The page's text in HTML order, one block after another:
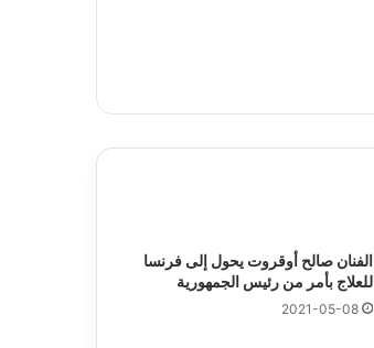
الفنان صالح أوقروت يحول إلى فرنسا
للعلاج بأمر من رئيس الجمهورية
2021-05-08